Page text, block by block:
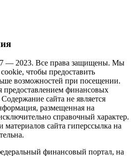
— 2023. Все права защищены. Мы
чтобы предоставить
возможностей при посещении.
предоставлением финансовых
сайта не является
размещенная на
справочный характер.
материалов сайта гиперссылка на
финансовый портал, на